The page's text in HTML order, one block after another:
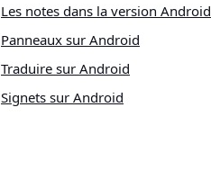
Les notes dans la version Android
Panneaux sur Android
Traduire sur Android
Signets sur Android